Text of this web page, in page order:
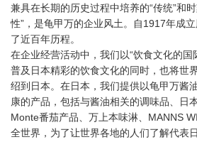
兼具在长期的历史过程中培养的“传统”和
性”，是龟甲万的企业风土。自1917年成
了近百年历程。
在企业经营活动中，我们以“饮食文化的国
普及日本精彩的饮食文化的同时，也将世
绍到日本。在日本，我们提供以龟甲万酱
康的产品，包括与酱油相关的调味品、日
Monte番茄产品、万上本味淋、MANNS
全世界，为了让世界各地的人们了解代表